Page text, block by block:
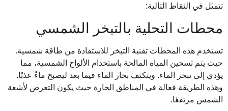
تتمثل في النقاط التالية:
محطات التحلية بالتبخر الشمسي
تستخدم هذه المحطات تقنية التبخر للاستفادة من طاقة شمسية.
حيث يتم تسخين المياه المالحة باستخدام الألواح الشمسية، مما
يؤدي إلى تبخر الماء. ويتكثف بخار الماء فيما بعد ليصبح ماءً عذبًا.
وهذه الطريقة فعالة في المناطق الحارة حيث يكون التعرض لأشعة
الشمس مرتفعًا.